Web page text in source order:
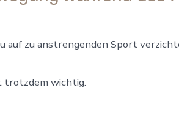
zu anstrengenden Sport
trotzdem wichtig.